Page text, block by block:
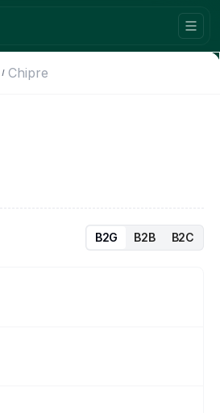
Chipre
B2G B2B B2C